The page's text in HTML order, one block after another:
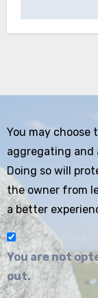
You may
aggregating and
Doing so will
the owner from
a better
You are not
out.